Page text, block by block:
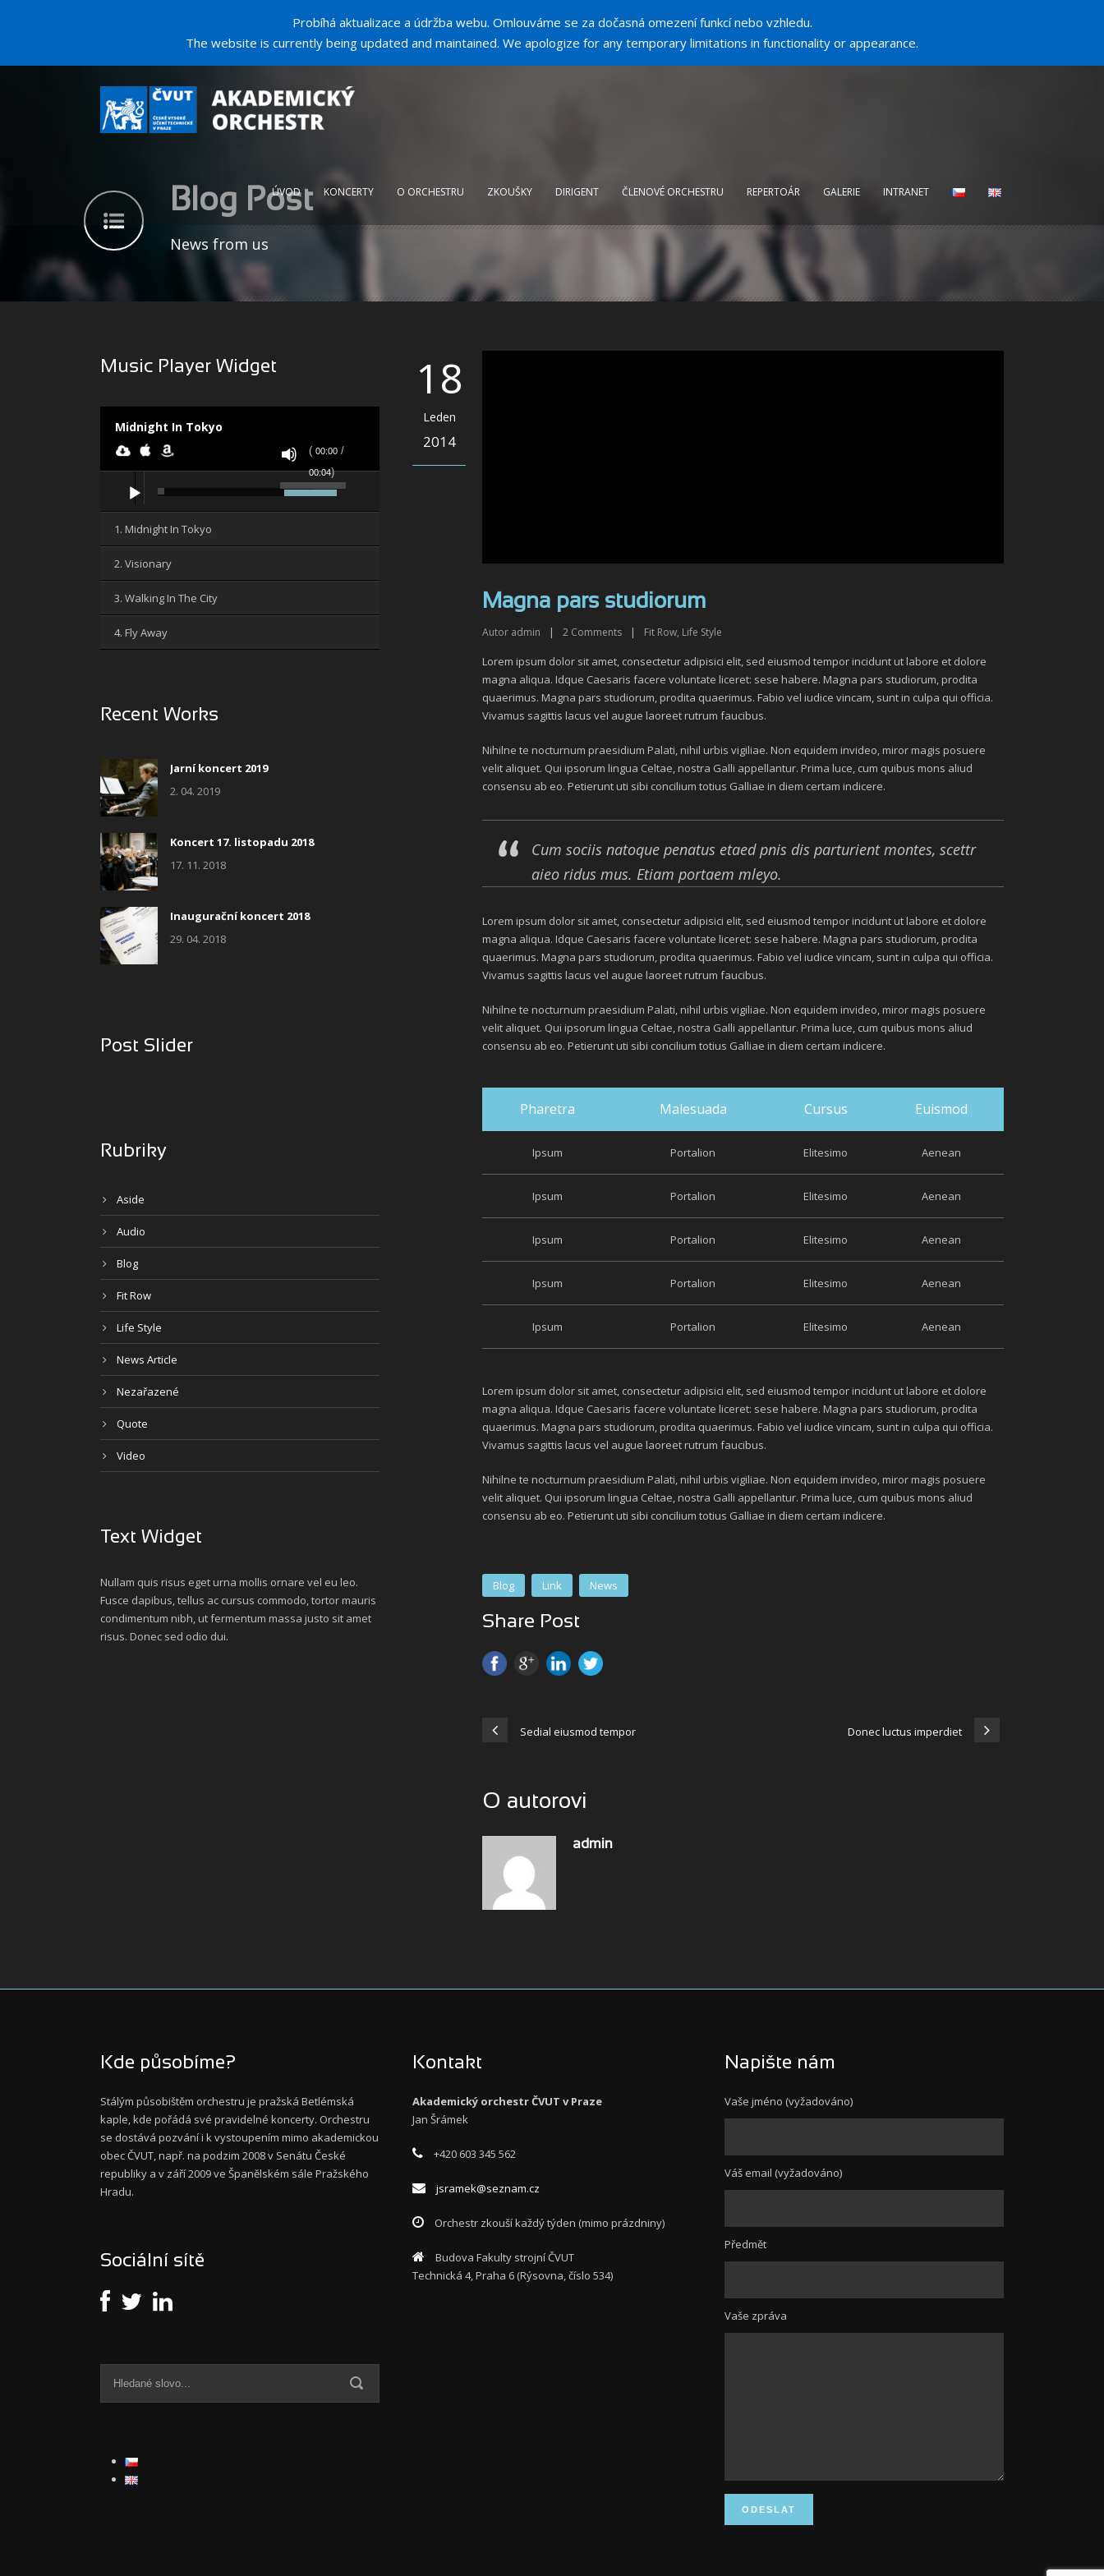
ÚVOD KONCERTY O ORCHESTRU ZKOUŠKY DIRIGENT ČLENOVÉ ORCHESTRU REPERTOÁR GALERIE INTRANET
Blog Post
News from us
18
Leden
2014
Magna pars studiorum
Autor admin | 2 Comments | Fit Row, Life Style
Lorem ipsum dolor sit amet, consectetur adipisici elit, sed eiusmod tempor incidunt ut labore et dolore
magna aliqua. Idque Caesaris facere voluntate liceret: sese habere. Magna pars studiorum, prodita
quaerimus. Magna pars studiorum, prodita quaerimus. Fabio vel iudice vincam, sunt in culpa qui officia.
Vivamus sagittis lacus vel augue laoreet rutrum faucibus.
Nihilne te nocturnum praesidium Palati, nihil urbis vigiliae. Non equidem invideo, miror magis posuere
velit aliquet. Qui ipsorum lingua Celtae, nostra Galli appellantur. Prima luce, cum quibus mons aliud
consensu ab eo. Petierunt uti sibi concilium totius Galliae in diem certam indicere.
Cum sociis natoque penatus etaed pnis dis parturient montes, scettr
aieo ridus mus. Etiam portaem mleyo.
Lorem ipsum dolor sit amet, consectetur adipisici elit, sed eiusmod tempor incidunt ut labore et dolore
magna aliqua. Idque Caesaris facere voluntate liceret: sese habere. Magna pars studiorum, prodita
quaerimus. Magna pars studiorum, prodita quaerimus. Fabio vel iudice vincam, sunt in culpa qui officia.
Vivamus sagittis lacus vel augue laoreet rutrum faucibus.
Nihilne te nocturnum praesidium Palati, nihil urbis vigiliae. Non equidem invideo, miror magis posuere
velit aliquet. Qui ipsorum lingua Celtae, nostra Galli appellantur. Prima luce, cum quibus mons aliud
consensu ab eo. Petierunt uti sibi concilium totius Galliae in diem certam indicere.
Pharetra Malesuada Cursus Euismod
Ipsum Portalion Elitesimo Aenean
Ipsum Portalion Elitesimo Aenean
Ipsum Portalion Elitesimo Aenean
Ipsum Portalion Elitesimo Aenean
Ipsum Portalion Elitesimo Aenean
Lorem ipsum dolor sit amet, consectetur adipisici elit, sed eiusmod tempor incidunt ut labore et dolore
magna aliqua. Idque Caesaris facere voluntate liceret: sese habere. Magna pars studiorum, prodita
quaerimus. Magna pars studiorum, prodita quaerimus. Fabio vel iudice vincam, sunt in culpa qui officia.
Vivamus sagittis lacus vel augue laoreet rutrum faucibus.
Nihilne te nocturnum praesidium Palati, nihil urbis vigiliae. Non equidem invideo, miror magis posuere
velit aliquet. Qui ipsorum lingua Celtae, nostra Galli appellantur. Prima luce, cum quibus mons aliud
consensu ab eo. Petierunt uti sibi concilium totius Galliae in diem certam indicere.
Blog Link News
Share Post
Sedial eiusmod tempor Donec luctus imperdiet
O autorovi
admin
Music Player Widget
Midnight In Tokyo
přehrávač
( 00:00/
00:04)
Použitím
1. Midnight In Tokyo
2. Visionary
3. Walking In The City
4. Fly Away
Recent Works
Jarní koncert 2019
2. 04. 2019
Koncert 17. listopadu 2018
17. 11. 2018
Inaugurační koncert 2018
29. 04. 2018
Post Slider
Rubriky
Aside
Audio
Blog
Fit Row
Life Style
News Article
Nezařazené
Quote
Video
Text Widget
Nullam quis risus eget urna mollis ornare vel eu leo.
Fusce dapibus, tellus ac cursus commodo, tortor mauris
condimentum nibh, ut fermentum massa justo sit amet
risus. Donec sed odio dui.
Kde působíme?
Stálým působištěm orchestru je pražská Betlémská
kaple, kde pořádá své pravidelné koncerty. Orchestru
se dostává pozvání i k vystoupením mimo akademickou
obec ČVUT, např. na podzim 2008 v Senátu České
republiky a v září 2009 ve Španělském sále Pražského
Hradu.
Sociální sítě
Kontakt
Akademický orchestr ČVUT v Praze
Jan Šrámek
+420 603 345 562
jsramek@seznam.cz
Orchestr zkouší každý týden (mimo prázdniny)
Budova Fakulty strojní ČVUT
Technická 4, Praha 6 (Rýsovna, číslo 534)
Napište nám
Vaše jméno (vyžadováno)
Váš email (vyžadováno)
Předmět
Vaše zpráva
Probíhá aktualizace a údržba webu. Omlouváme se za dočasná omezení funkcí nebo vzhledu.
The website is currently being updated and maintained. We apologize for any temporary limitations in functionality or appearance.